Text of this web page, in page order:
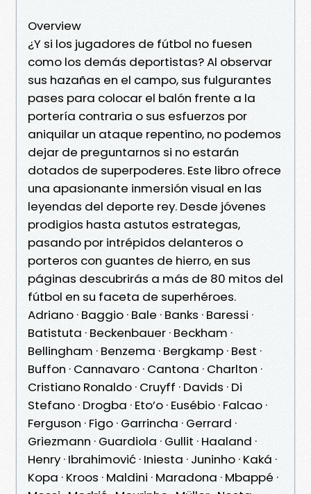
Overview
¿Y si los jugadores de fútbol no fuesen
como los demás deportistas? Al observar
sus hazañas en el campo, sus fulgurantes
pases para colocar el balón frente a la
portería contraria o sus esfuerzos por
aniquilar un ataque repentino, no podemos
dejar de preguntarnos si no estarán
dotados de superpoderes. Este libro ofrece
una apasionante inmersión visual en las
leyendas del deporte rey. Desde jóvenes
prodigios hasta astutos estrategas,
pasando por intrépidos delanteros o
porteros con guantes de hierro, en sus
páginas descubrirás a más de 80 mitos del
fútbol en su faceta de superhéroes.
Adriano · Baggio · Bale · Banks · Baressi ·
Batistuta · Beckenbauer · Beckham ·
Bellingham · Benzema · Bergkamp · Best ·
Buffon · Cannavaro · Cantona · Charlton ·
Cristiano Ronaldo · Cruyff · Davids · Di
Stefano · Drogba · Eto’o · Eusébio · Falcao ·
Ferguson · Figo · Garrincha · Gerrard ·
Griezmann · Guardiola · Gullit · Haaland ·
Henry · Ibrahimović · Iniesta · Juninho · Kaká ·
Kopa · Kroos · Maldini · Maradona · Mbappé ·